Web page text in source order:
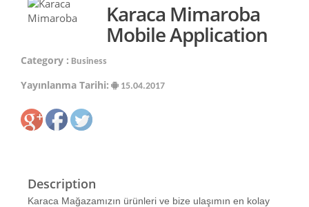
Karaca Mimaroba
Mobile Application
Category : Business
Yayınlanma Tarihi: 15.04.2017
Description
Karaca Mağazamızın ürünleri ve bize ulaşımın en kolay